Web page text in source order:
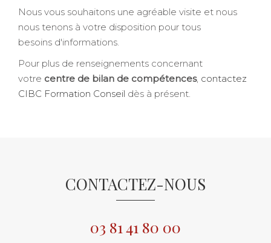
Nous vous souhaitons une agréable visite et nous
nous tenons à votre disposition pour tous
besoins d'informations.
Pour plus de renseignements concernant
votre centre de bilan de compétences, contactez
CIBC Formation Conseil dès à présent.
CONTACTEZ-NOUS
03 81 41 80 00